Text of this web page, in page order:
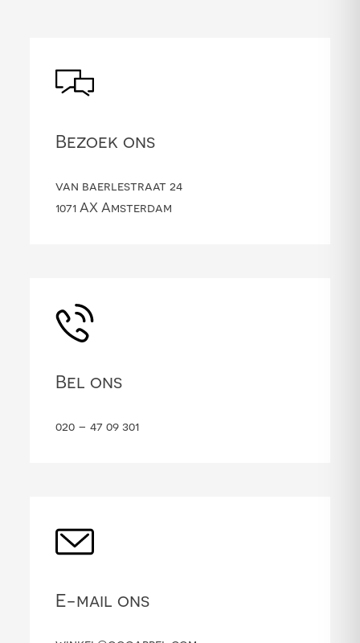
Bezoek ons
van baerlestraat 24
1071 AX Amsterdam
Bel ons
020 – 47 09 301
E-mail ons